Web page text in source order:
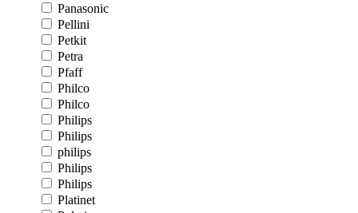
Panasonic
Pellini
Petkit
Petra
Pfaff
Philco
Philco
Philips
Philips
philips
Philips
Philips
Platinet